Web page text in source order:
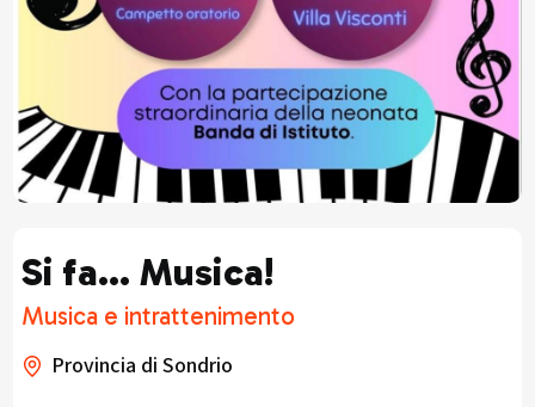
Si fa… Musica!
Musica e intrattenimento
Provincia di Sondrio